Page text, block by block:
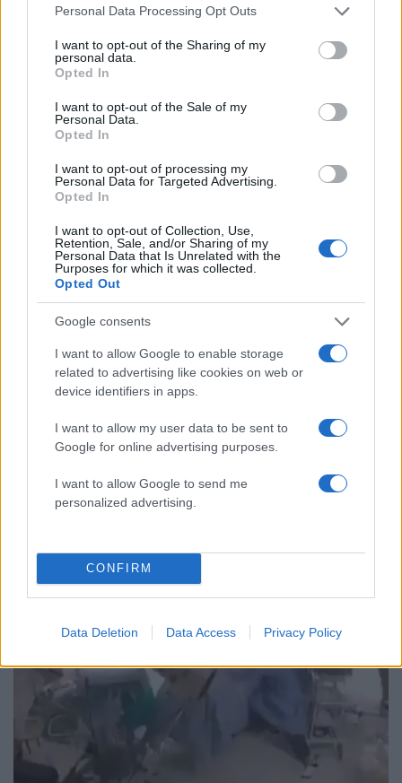
Please note that this website/app uses one or more Google
not limited to your visit or usage behaviour. You may click to
grant or deny consent to Google and its third-party tags to
use your data for below specified purposes in below Google
consent section.
Personal Data Processing Opt Outs
I want to opt-out of the Sharing of my
personal data.
Opted In
I want to opt-out of the Sale of my
Personal Data.
Opted In
I want to opt-out of processing my
Personal Data for Targeted Advertising.
Opted In
I want to opt-out of Collection, Use,
Retention, Sale, and/or Sharing of my
Personal Data that Is Unrelated with the
Purposes for which it was collected.
Opted Out
Google consents
I want to allow Google to enable storage
related to advertising like cookies on web or
device identifiers in apps.
I want to allow my user data to be sent to
Google for online advertising purposes.
I want to allow Google to send me
personalized advertising.
CONFIRM
Data Deletion Data Access Privacy Policy
Πιο σχολιασμένα
Μητσοτάκης στην υπογραφή συμφωνίας
για την ηλεκτρική διασύνδεση Ελλάδας –
Κύπρου: «Ισχυρή ψήφος εμπιστοσύνης» η
Canadair 515: Οι πρώτες εικόνες από την
κατασκευή του αεροσκάφους που θα
φωτιάς
Αυγερινός, Μουτσάτσου και ακόμη 20
αποχωρήσαμε για καρέκλες», αιχμές για
«συγκεντρωτικό μοντέλο»
Κρανίου τόπος το Πόρτο Γερμενό μετά το
καταστροφικό πέρασμα της φωτιάς –
Ξεκίνησε η αυτοψία στα καμένα σπίτια
Οδηγός στη Μύκονο άρπαξε τσάντα
Hermès και Rolex αξίας 75.000 ευρώ από
Ουκρανό τουρίστα
Κόσμος: Περισσότερα
άρθρα